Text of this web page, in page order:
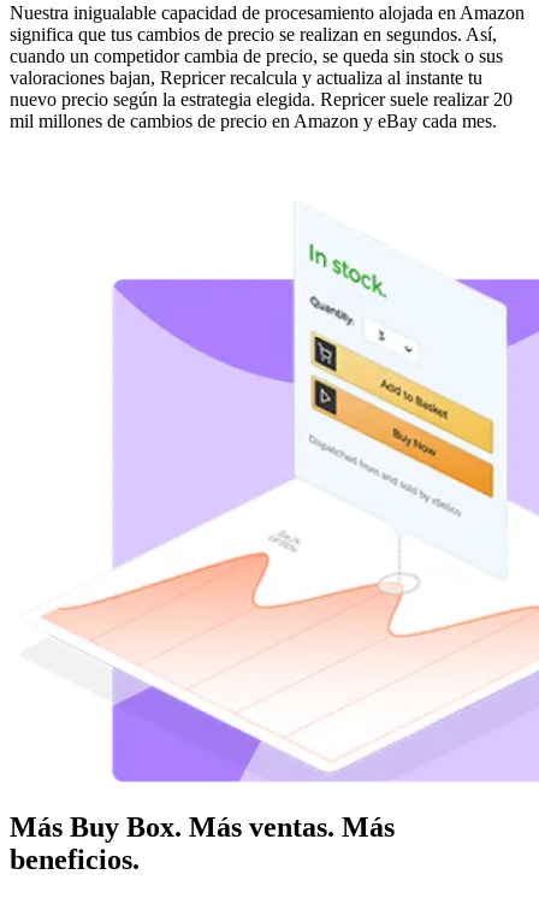
Nuestra inigualable capacidad de procesamiento alojada en Amazon
significa que tus cambios de precio se realizan en segundos. Así,
cuando un competidor cambia de precio, se queda sin stock o sus
valoraciones bajan, Repricer recalcula y actualiza al instante tu
nuevo precio según la estrategia elegida. Repricer suele realizar 20
mil millones de cambios de precio en Amazon y eBay cada mes.
Más Buy Box. Más ventas. Más
beneficios.